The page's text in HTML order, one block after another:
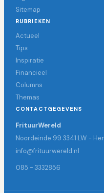
Sitemap
RUBRIEKEN
Actueel
Tips
Inspiratie
Financieel
Columns
Themas
CONTACTGEGEVENS
FrituurWereld
Noordeinde 99 3341 LW -
info@frituurwereld.nl
085 - 3332856